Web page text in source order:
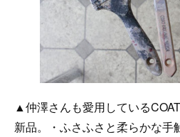
▲仲澤さんも愛用している
新品。・ふさふさと柔らかな手